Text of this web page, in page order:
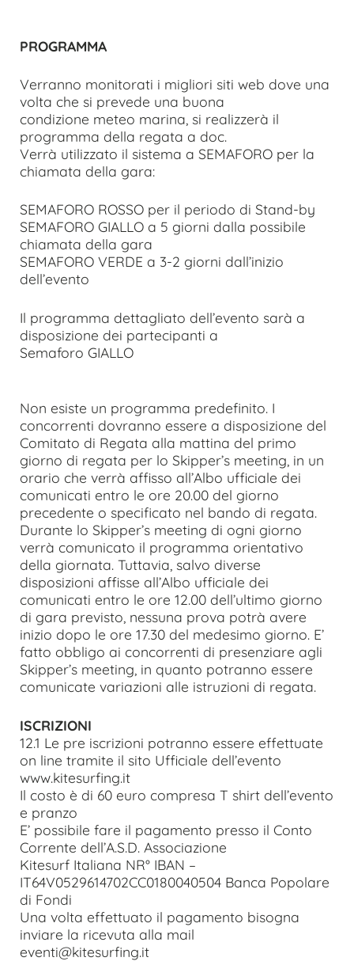
PROGRAMMA
Verranno monitorati i migliori siti web dove una
volta che si prevede una buona
condizione meteo marina, si realizzerà il
programma della regata a doc.
Verrà utilizzato il sistema a SEMAFORO per la
chiamata della gara:
SEMAFORO ROSSO per il periodo di Stand-by
SEMAFORO GIALLO a 5 giorni dalla possibile
chiamata della gara
SEMAFORO VERDE a 3-2 giorni dall’inizio
dell’evento
Il programma dettagliato dell’evento sarà a
disposizione dei partecipanti a
Semaforo GIALLO
Non esiste un programma predefinito. I
concorrenti dovranno essere a disposizione del
Comitato di Regata alla mattina del primo
giorno di regata per lo Skipper’s meeting, in un
orario che verrà affisso all’Albo ufficiale dei
comunicati entro le ore 20.00 del giorno
precedente o specificato nel bando di regata.
Durante lo Skipper’s meeting di ogni giorno
verrà comunicato il programma orientativo
della giornata. Tuttavia, salvo diverse
disposizioni affisse all’Albo ufficiale dei
comunicati entro le ore 12.00 dell’ultimo giorno
di gara previsto, nessuna prova potrà avere
inizio dopo le ore 17.30 del medesimo giorno. E’
fatto obbligo ai concorrenti di presenziare agli
Skipper’s meeting, in quanto potranno essere
comunicate variazioni alle istruzioni di regata.
ISCRIZIONI
12.1 Le pre iscrizioni potranno essere effettuate
on line tramite il sito Ufficiale dell’evento
www.kitesurfing.it
Il costo è di 60 euro compresa T shirt dell’evento
e pranzo
E’ possibile fare il pagamento presso il Conto
Corrente dell’A.S.D. Associazione
Kitesurf Italiana NR° IBAN –
IT64V0529614702CC0180040504 Banca Popolare
di Fondi
Una volta effettuato il pagamento bisogna
inviare la ricevuta alla mail
eventi@kitesurfing.it